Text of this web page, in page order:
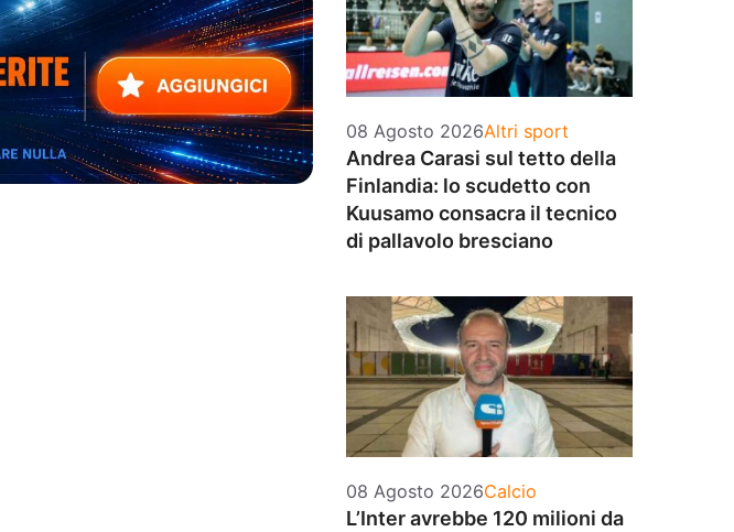
08 Agosto 2026Categorie
Altri sport
Andrea Carasi sul tetto della
Finlandia: lo scudetto con
Kuusamo consacra il tecnico
di pallavolo bresciano
08 Agosto 2026Categorie
Calcio
L’Inter avrebbe 120 milioni da